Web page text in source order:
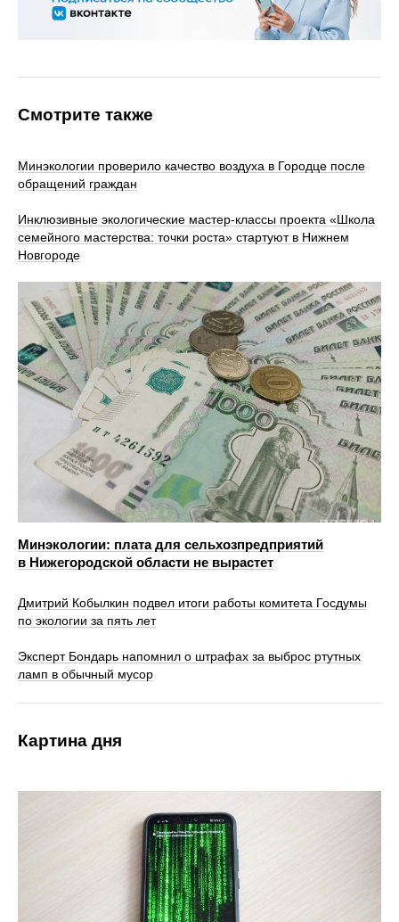
Смотрите также
Минэкологии проверило качество воздуха в Городце после
обращений граждан
Инклюзивные экологические мастер-классы проекта «Школа
семейного мастерства: точки роста» стартуют в Нижнем
Новгороде
Минэкологии: плата для сельхозпредприятий
в Нижегородской области не вырастет
Дмитрий Кобылкин подвел итоги работы комитета Госдумы
по экологии за пять лет
Эксперт Бондарь напомнил о штрафах за выброс ртутных
ламп в обычный мусор
Картина дня